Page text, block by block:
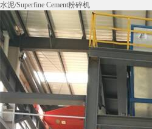
水泥/Superfine Cement粉碎机